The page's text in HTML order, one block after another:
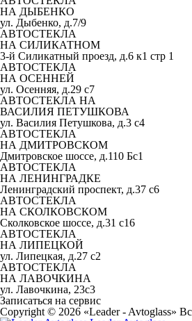
НА ДЫБЕНКО
ул. Дыбенко, д.7/9
АВТОСТЕКЛА
НА СИЛИКАТНОМ
3-й Силикатный проезд, д.6 к1 стр 1
АВТОСТЕКЛА
НА ОСЕННЕЙ
ул. Осенняя, д.29 с7
АВТОСТЕКЛА НА
ВАСИЛИЯ ПЕТУШКОВА
ул. Василия Петушкова, д.3 с4
АВТОСТЕКЛА
НА ДМИТРОВСКОМ
Дмитровское шоссе, д.110 Бс1
АВТОСТЕКЛА
НА ЛЕНИНГРАДКЕ
Ленинградский проспект, д.37 c6
АВТОСТЕКЛА
НА СКОЛКОВСКОМ
Сколковское шоссе, д.31 с16
АВТОСТЕКЛА
НА ЛИПЕЦКОЙ
ул. Липецкая, д.27 с2
АВТОСТЕКЛА
НА ЛАВОЧКИНА
ул. Лавочкина, 23с3
Записаться на сервис
Copyright © 2026 «Leader - Avtoglass»